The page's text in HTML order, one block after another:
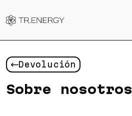
Devolución
Sobre nosotros